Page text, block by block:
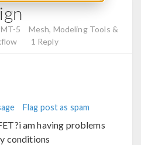
5
Mesh, Modeling Tools &
1 Reply
Flag post as spam
am having problems
conditions